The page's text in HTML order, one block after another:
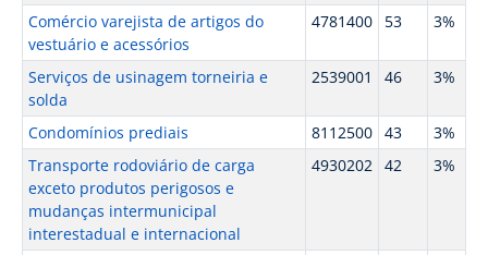
Comércio varejista de artigos do
vestuário e acessórios
4781400 53 3%
Serviços de usinagem torneiria e
solda
2539001 46 3%
Condomínios prediais 8112500 43
3%
Transporte rodoviário de carga
exceto produtos perigosos e
mudanças intermunicipal
interestadual e internacional
4930202 42 3%